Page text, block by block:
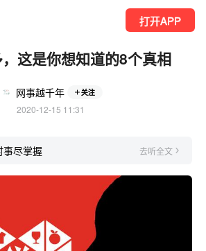
打开APP
这是你想知道的8个真相
网事越千年 关注
2020-12-15 11:31
尽掌握 去听全文